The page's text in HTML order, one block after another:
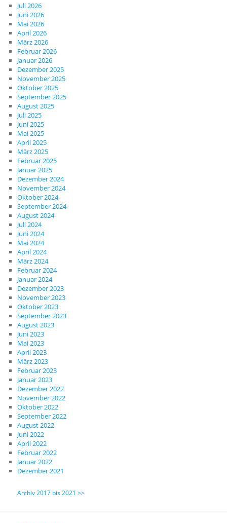
Juli 2026
Juni 2026
Mai 2026
April 2026
März 2026
Februar 2026
Januar 2026
Dezember 2025
November 2025
Oktober 2025
September 2025
August 2025
Juli 2025
Juni 2025
Mai 2025
April 2025
März 2025
Februar 2025
Januar 2025
Dezember 2024
November 2024
Oktober 2024
September 2024
August 2024
Juli 2024
Juni 2024
Mai 2024
April 2024
März 2024
Februar 2024
Januar 2024
Dezember 2023
November 2023
Oktober 2023
September 2023
August 2023
Juni 2023
Mai 2023
April 2023
März 2023
Februar 2023
Januar 2023
Dezember 2022
November 2022
Oktober 2022
September 2022
August 2022
Juni 2022
April 2022
Februar 2022
Januar 2022
Dezember 2021
Archiv 2017 bis 2021 >>